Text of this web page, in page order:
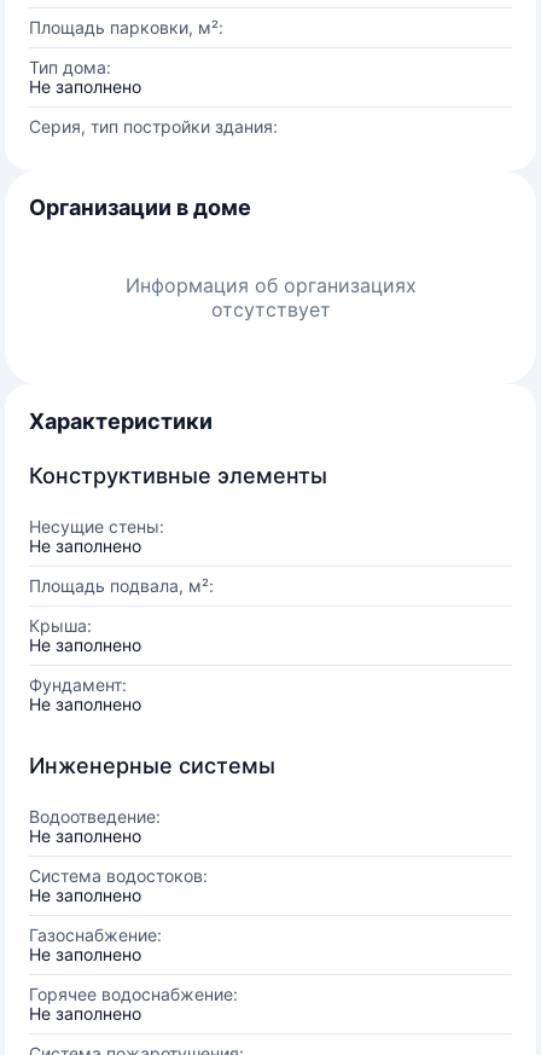
Площадь парковки, м²:
Тип дома:
Не заполнено
Серия, тип постройки здания:
Организации в доме
Информация об организациях
отсутствует
Характеристики
Конструктивные элементы
Несущие стены:
Не заполнено
Площадь подвала, м²:
Крыша:
Не заполнено
Фундамент:
Не заполнено
Инженерные системы
Водоотведение:
Не заполнено
Система водостоков:
Не заполнено
Газоснабжение:
Не заполнено
Горячее водоснабжение:
Не заполнено